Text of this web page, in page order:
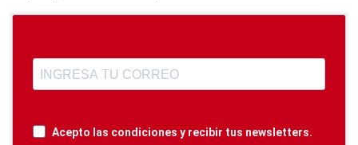
Acepto las condiciones y recibir tus newsletters.